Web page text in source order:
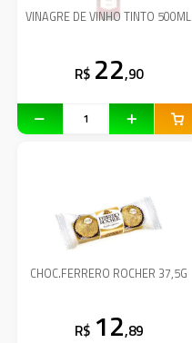
VINAGRE DE VINHO TINTO 500ML
R$ 22,90
CHOC.FERRERO ROCHER 37,5G
R$ 12,89